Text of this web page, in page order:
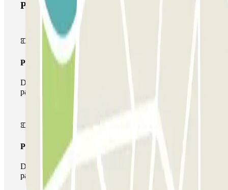
Prodotti di Parclick
Pass unico
Durante il tuo soggiorno potrai entrare e uscire dal
parcheggio una sola volta
Pass multiparking
Durante il tuo soggiorno potrai usufruire dell'intera rete di
parcheggi disponibili su Parclick.